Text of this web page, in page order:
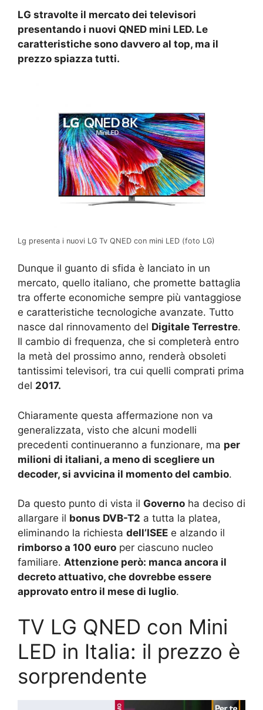
LG stravolte il mercato dei televisori
presentando i nuovi QNED mini LED. Le
caratteristiche sono davvero al top, ma il
prezzo spiazza tutti.
Lg presenta i nuovi LG Tv QNED con mini LED (foto LG)
Dunque il guanto di sfida è lanciato in un
mercato, quello italiano, che promette battaglia
tra offerte economiche sempre più vantaggiose
e caratteristiche tecnologiche avanzate. Tutto
nasce dal rinnovamento del Digitale Terrestre.
Il cambio di frequenza, che si completerà entro
la metà del prossimo anno, renderà obsoleti
tantissimi televisori, tra cui quelli comprati prima
del 2017.
Chiaramente questa affermazione non va
generalizzata, visto che alcuni modelli
precedenti continueranno a funzionare, ma per
milioni di italiani, a meno di scegliere un
decoder, si avvicina il momento del cambio.
Da questo punto di vista il Governo ha deciso di
allargare il bonus DVB-T2 a tutta la platea,
eliminando la richiesta dell’ISEE e alzando il
rimborso a 100 euro per ciascuno nucleo
familiare. Attenzione però: manca ancora il
decreto attuativo, che dovrebbe essere
approvato entro il mese di luglio.
TV LG QNED con Mini
LED in Italia: il prezzo è
sorprendente